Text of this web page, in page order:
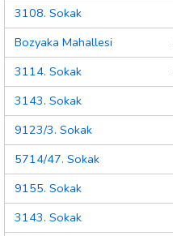
3108. Sokak
Bozyaka Mahallesi
3114. Sokak
3143. Sokak
9123/3. Sokak
5714/47. Sokak
9155. Sokak
3143. Sokak